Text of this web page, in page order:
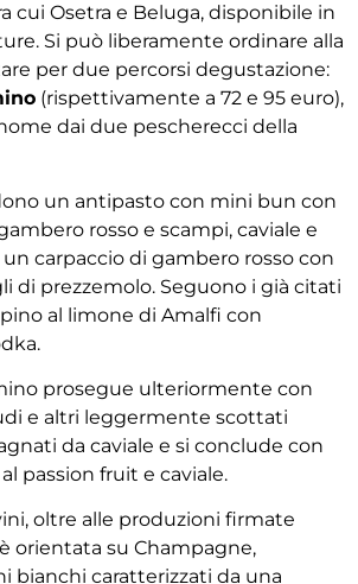
cui Osetra e Beluga, disponibile in
Si può liberamente ordinare alla
per due percorsi degustazione:
(rispettivamente a 72 e 95 euro),
dai due pescherecci della
un antipasto con mini bun con
rosso e scampi, caviale e
carpaccio di gambero rosso con
di prezzemolo. Seguono i già citati
al limone di Amalfi con
prosegue ulteriormente con
e altri leggermente scottati
da caviale e si conclude con
passion fruit e caviale.
oltre alle produzioni firmate
orientata su Champagne,
bianchi caratterizzati da una